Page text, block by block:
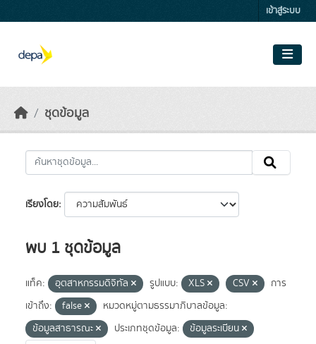
เข้าสู่ระบบ
ชุดข้อมูล
เรียงโดย
พบ 1 ชุดข้อมูล
แท็ค: อุตสาหกรรมดิจิทัล รูปแบบ: XLS CSV
การ
เข้าถึง:
false
หมวดหมู่ตามธรรมาภิบาลข้อมูล:
ข้อมูลสาธารณะ
ประเภทชุดข้อมูล:
ข้อมูลระเบียน